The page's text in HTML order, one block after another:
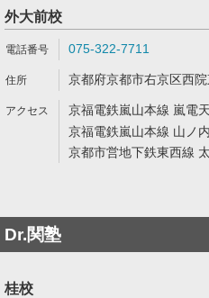
外大前校
075-322-7711
京都府京都市右京区西
京福電鉄嵐山本線 嵐電
京福電鉄嵐山本線 山ノ
京都市営地下鉄東西線
Dr.関塾
桂校